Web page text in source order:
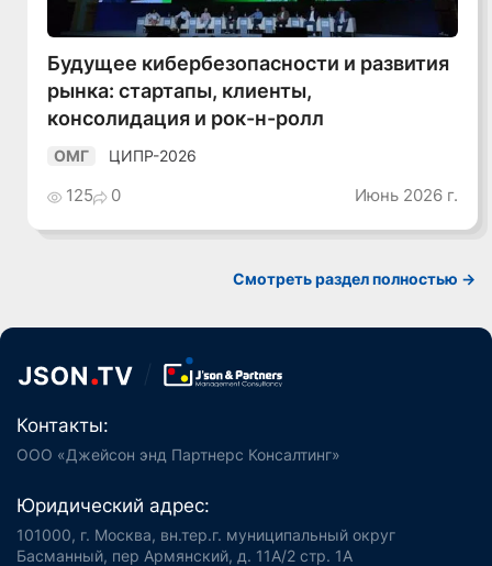
Будущее кибербезопасности и развития
рынка: стартапы, клиенты,
консолидация и рок-н-ролл
ОМГ ЦИПР-2026
125 0 Июнь 2026 г.
Смотреть раздел полностью ->
Контакты:
ООО «Джейсон энд Партнерс Консалтинг»
Юридический адрес:
101000, г. Москва, вн.тер.г. муниципальный округ
Басманный, пер Армянский, д. 11А/2 стр. 1А